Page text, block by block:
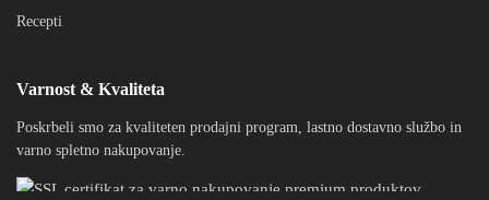
Recepti
Varnost & Kvaliteta
Poskrbeli smo za kvaliteten prodajni program, lastno dostavno službo in
varno spletno nakupovanje.